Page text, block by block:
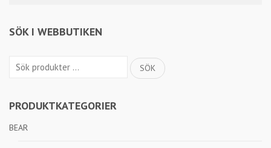
SÖK I WEBBUTIKEN
Sök
SÖK
PRODUKTKATEGORIER
BEAR